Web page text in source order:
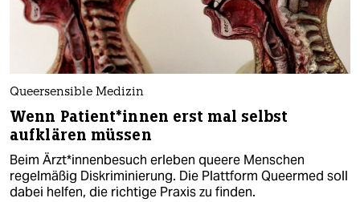
Queersensible Medizin
Wenn Pa­ti­en­t*in­nen erst mal selbst
aufklären müssen
Beim Ärz­t*in­nen­be­such erleben queere Menschen
regelmäßig Diskriminierung. Die Plattform Queermed soll
dabei helfen, die richtige Praxis zu finden.